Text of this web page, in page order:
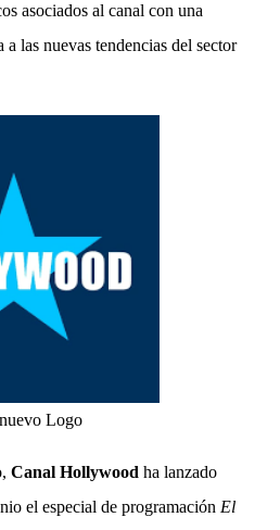
asociados al canal con una
a las nuevas tendencias del sector
Logo
Canal Hollywood ha lanzado
el especial de programación El